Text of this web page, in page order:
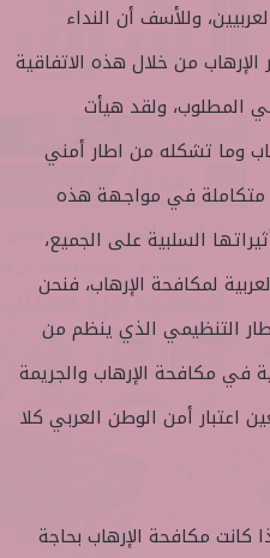
وللأسف أن النداء
من خلال هذه الاتفاقية
المطلوب، ولقد هيأت
وما تشكله من اطار أمني
متكاملة في مواجهة هذه
السلبية على الجميع،
لمكافحة الإرهاب، فنحن
التنظيمي الذي ينظم من
في مكافحة الإرهاب والجريمة
أمن الوطن العربي كلا
كانت مكافحة الإرهاب بحاجة